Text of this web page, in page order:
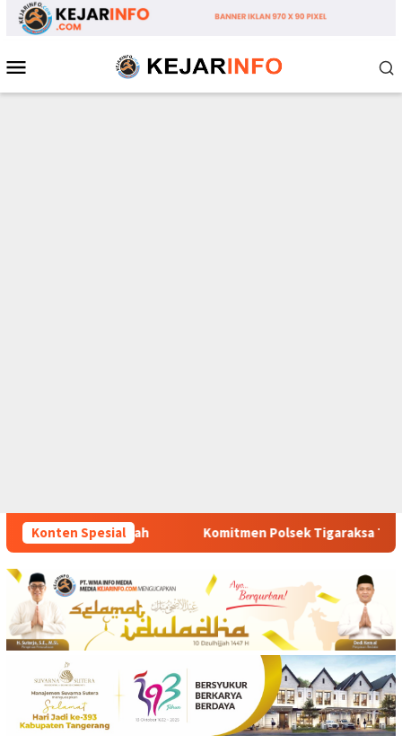
Loncat
Mobile
Konten Spesial
Polsek Tigaraksa Tindak Tegas Peredaran Obat Ilegal, Dua